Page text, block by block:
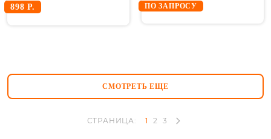
898 Р. ПО ЗАПРОСУ
СМОТРЕТЬ ЕЩЕ
СТРАНИЦА: 1 2 3